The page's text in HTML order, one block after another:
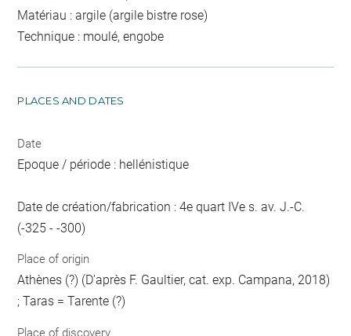
Matériau : argile (argile bistre rose)
Technique : moulé, engobe
PLACES AND DATES
Date
Epoque / période : hellénistique
Date de création/fabrication : 4e quart IVe s. av. J.-C.
(-325 - -300)
Place of origin
Athènes (?) (D'après F. Gaultier, cat. exp. Campana, 2018)
; Taras = Tarente (?)
Place of discovery